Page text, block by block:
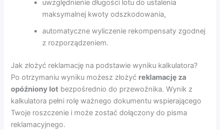
uwzględnienie długości lotu do ustalenia
maksymalnej kwoty odszkodowania,
automatyczne wyliczenie rekompensaty zgodnej
z rozporządzeniem.
Jak złożyć reklamację na podstawie wyniku kalkulatora?
Po otrzymaniu wyniku możesz złożyć reklamację za
opóźniony lot bezpośrednio do przewoźnika. Wynik z
kalkulatora pełni rolę ważnego dokumentu wspierającego
Twoje roszczenie i może zostać dołączony do pisma
reklamacyjnego.